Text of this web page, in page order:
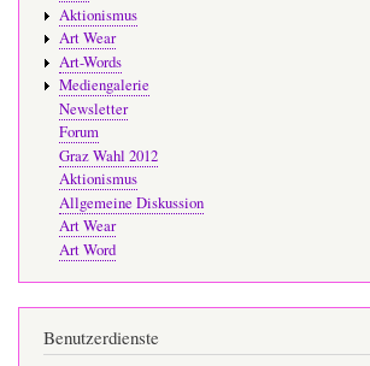
Aktionismus
Art Wear
Art-Words
Mediengalerie
Newsletter
Forum
Graz Wahl 2012
Aktionismus
Allgemeine Diskussion
Art Wear
Art Word
Benutzerdienste